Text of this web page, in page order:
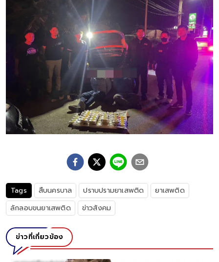
Tags สืบนครบาล ปราบปรามยาเสพติด
ยาเสพติด
ลักลอบขนยาเสพติด
ข่าวสังคม
ข่าวที่เกี่ยวข้อง